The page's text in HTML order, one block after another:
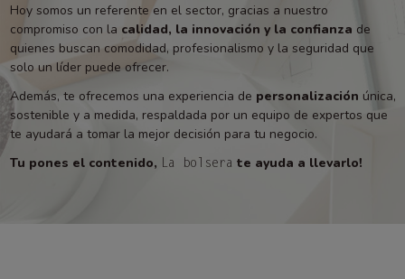
Hoy somos un referente en el sector, gracias a nuestro
compromiso con la calidad, la innovación y la confianza de
quienes buscan comodidad, profesionalismo y la seguridad que
solo un líder puede ofrecer.
Además, te ofrecemos una experiencia de personalización única,
sostenible y a medida, respaldada por un equipo de expertos que
te ayudará a tomar la mejor decisión para tu negocio.
Tu pones el contenido, La bolsera te ayuda a llevarlo!